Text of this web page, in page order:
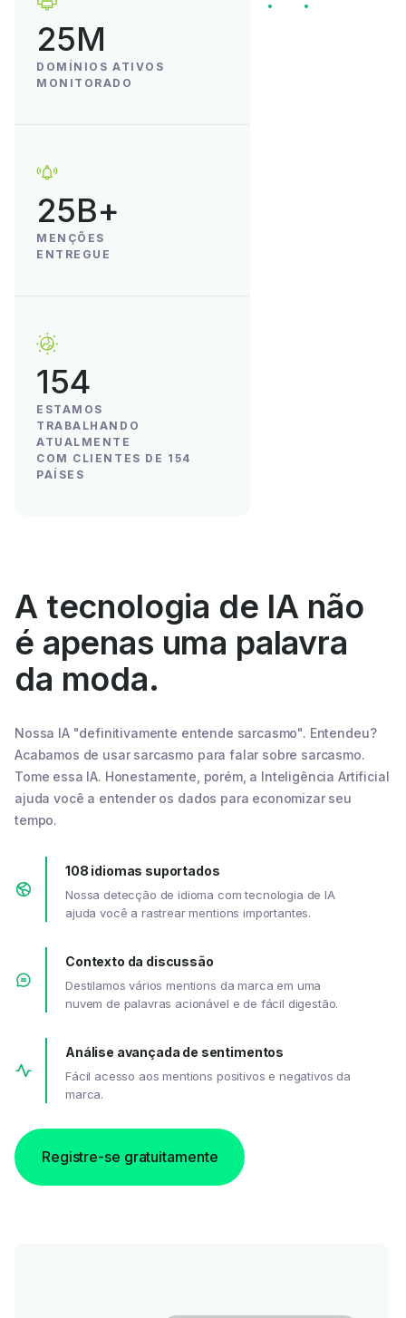
25M
DOMÍNIOS ATIVOS
MONITORADO
25B+
MENÇÕES
ENTREGUE
154
ESTAMOS
TRABALHANDO
ATUALMENTE
COM CLIENTES DE 154
PAÍSES
A tecnologia de IA não
é apenas uma palavra
da moda.
Nossa IA "definitivamente entende sarcasmo". Entendeu?
Acabamos de usar sarcasmo para falar sobre sarcasmo.
Tome essa IA. Honestamente, porém, a Inteligência Artificial
ajuda você a entender os dados para economizar seu
tempo.
108 idiomas suportados
Nossa detecção de idioma com tecnologia de IA
ajuda você a rastrear mentions importantes.
Contexto da discussão
Destilamos vários mentions da marca em uma
nuvem de palavras acionável e de fácil digestão.
Análise avançada de sentimentos
Fácil acesso aos mentions positivos e negativos da
marca.
Registre-se gratuitamente